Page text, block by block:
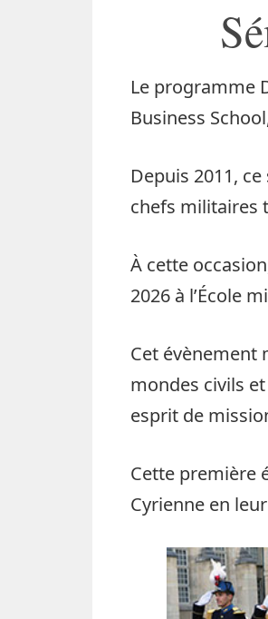
Le programme
Business
Depuis 2011,
chefs militaires
À cette
2026 à l’École
Cet évènement
mondes civils
esprit de
Cette première
Cyrienne en